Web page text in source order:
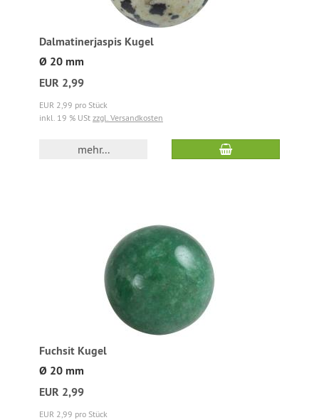
Dalmatinerjaspis Kugel
Ø 20 mm
EUR 2,99
EUR 2,99 pro Stück
inkl. 19 % USt zzgl. Versandkosten
mehr...
Fuchsit Kugel
Ø 20 mm
EUR 2,99
EUR 2,99 pro Stück